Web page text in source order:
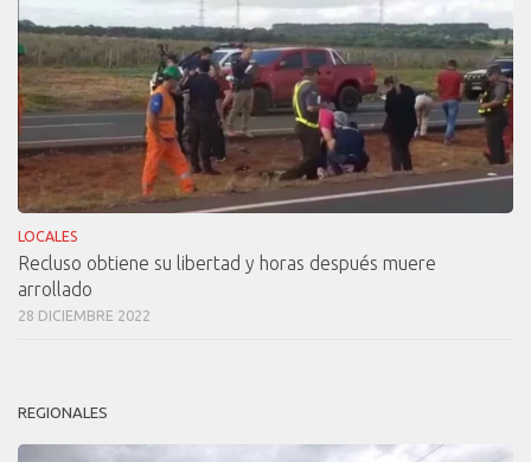
LOCALES
Recluso obtiene su libertad y horas después muere
arrollado
28 DICIEMBRE 2022
REGIONALES